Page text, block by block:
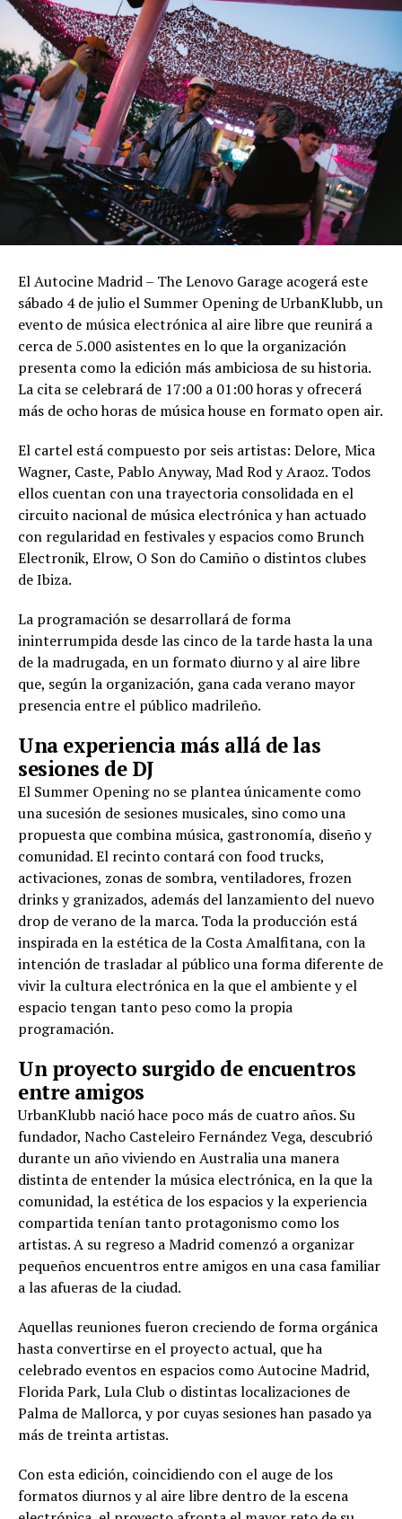
El Autocine Madrid – The Lenovo Garage acogerá este
sábado 4 de julio el Summer Opening de UrbanKlubb, un
evento de música electrónica al aire libre que reunirá a
cerca de 5.000 asistentes en lo que la organización
presenta como la edición más ambiciosa de su historia.
La cita se celebrará de 17:00 a 01:00 horas y ofrecerá
más de ocho horas de música house en formato open air.
El cartel está compuesto por seis artistas: Delore, Mica
Wagner, Caste, Pablo Anyway, Mad Rod y Araoz. Todos
ellos cuentan con una trayectoria consolidada en el
circuito nacional de música electrónica y han actuado
con regularidad en festivales y espacios como Brunch
Electronik, Elrow, O Son do Camiño o distintos clubes
de Ibiza.
La programación se desarrollará de forma
ininterrumpida desde las cinco de la tarde hasta la una
de la madrugada, en un formato diurno y al aire libre
que, según la organización, gana cada verano mayor
presencia entre el público madrileño.
Una experiencia más allá de las
sesiones de DJ
El Summer Opening no se plantea únicamente como
una sucesión de sesiones musicales, sino como una
propuesta que combina música, gastronomía, diseño y
comunidad. El recinto contará con food trucks,
activaciones, zonas de sombra, ventiladores, frozen
drinks y granizados, además del lanzamiento del nuevo
drop de verano de la marca. Toda la producción está
inspirada en la estética de la Costa Amalfitana, con la
intención de trasladar al público una forma diferente de
vivir la cultura electrónica en la que el ambiente y el
espacio tengan tanto peso como la propia
programación.
Un proyecto surgido de encuentros
entre amigos
UrbanKlubb nació hace poco más de cuatro años. Su
fundador, Nacho Casteleiro Fernández Vega, descubrió
durante un año viviendo en Australia una manera
distinta de entender la música electrónica, en la que la
comunidad, la estética de los espacios y la experiencia
compartida tenían tanto protagonismo como los
artistas. A su regreso a Madrid comenzó a organizar
pequeños encuentros entre amigos en una casa familiar
a las afueras de la ciudad.
Aquellas reuniones fueron creciendo de forma orgánica
hasta convertirse en el proyecto actual, que ha
celebrado eventos en espacios como Autocine Madrid,
Florida Park, Lula Club o distintas localizaciones de
Palma de Mallorca, y por cuyas sesiones han pasado ya
más de treinta artistas.
Con esta edición, coincidiendo con el auge de los
formatos diurnos y al aire libre dentro de la escena